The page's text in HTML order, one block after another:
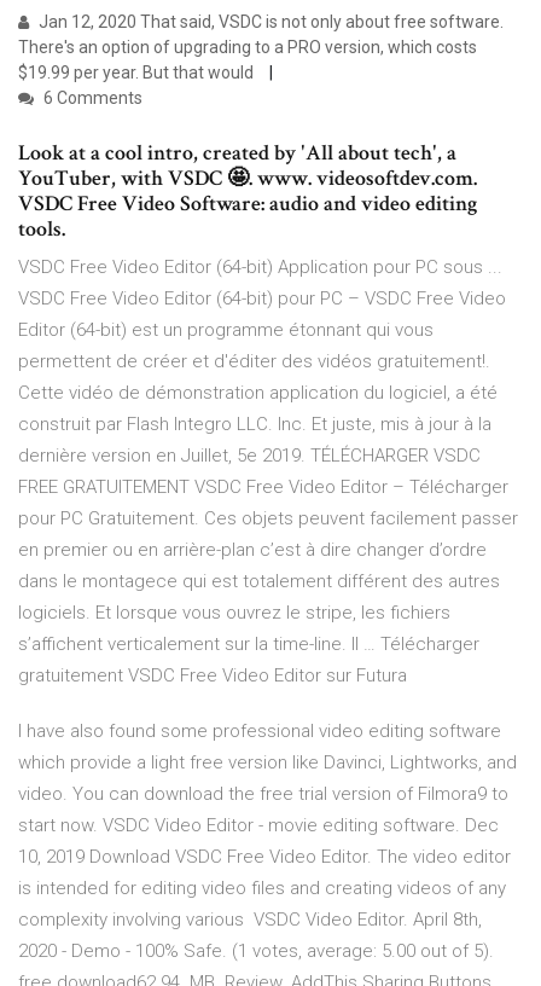
Jan 12, 2020 That said, VSDC is not only about free software.
There's an option of upgrading to a PRO version, which costs
$19.99 per year. But that would
6 Comments
Look at a cool intro, created by 'All about tech', a
YouTuber, with VSDC 🤩. www. videosoftdev.com.
VSDC Free Video Software: audio and video editing
tools.
VSDC Free Video Editor (64-bit) Application pour PC sous ...
VSDC Free Video Editor (64-bit) pour PC – VSDC Free Video
Editor (64-bit) est un programme étonnant qui vous
permettent de créer et d'éditer des vidéos gratuitement!.
Cette vidéo de démonstration application du logiciel, a été
construit par Flash Integro LLC. Inc. Et juste, mis à jour à la
dernière version en Juillet, 5e 2019. TÉLÉCHARGER VSDC
FREE GRATUITEMENT VSDC Free Video Editor – Télécharger
pour PC Gratuitement. Ces objets peuvent facilement passer
en premier ou en arrière-plan c’est à dire changer d’ordre
dans le montagece qui est totalement différent des autres
logiciels. Et lorsque vous ouvrez le stripe, les fichiers
s’affichent verticalement sur la time-line. Il … Télécharger
gratuitement VSDC Free Video Editor sur Futura
I have also found some professional video editing software
which provide a light free version like Davinci, Lightworks, and
video. You can download the free trial version of Filmora9 to
start now. VSDC Video Editor - movie editing software. Dec
10, 2019 Download VSDC Free Video Editor. The video editor
is intended for editing video files and creating videos of any
complexity involving various VSDC Video Editor. April 8th,
2020 - Demo - 100% Safe. (1 votes, average: 5.00 out of 5).